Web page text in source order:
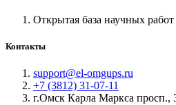
Открытая база научных
Контакты
support@el-omgups.ru
+7 (3812) 31-07-11
г.Омск Карла Маркса просп.,